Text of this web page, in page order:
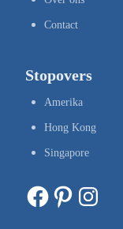
Contact
Stopovers
Amerika
Hong Kong
Singapore
Facebook Pinterest Instagram